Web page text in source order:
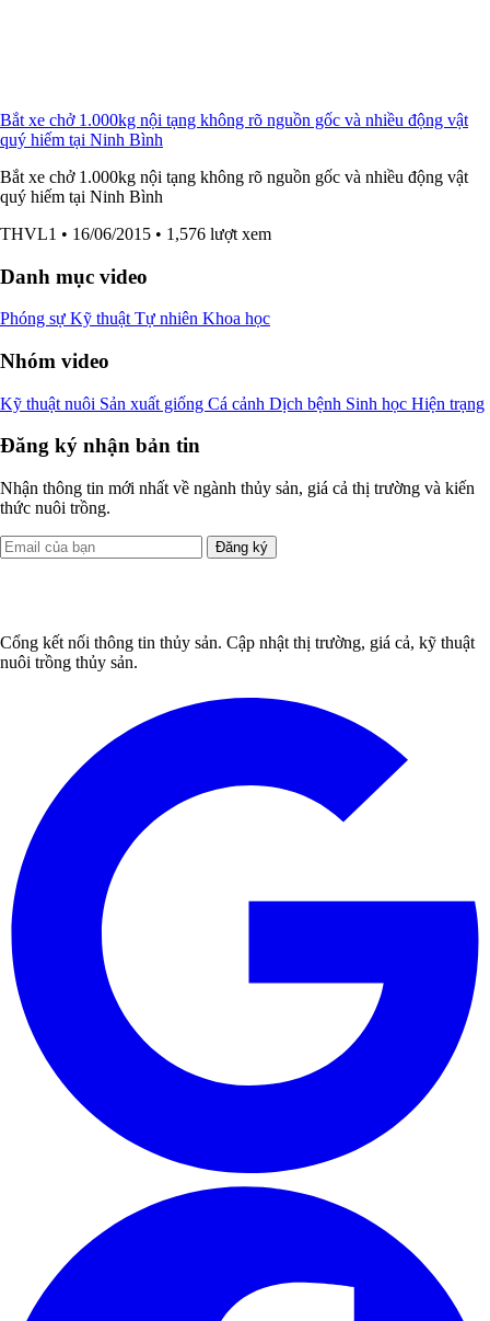
Bắt xe chở 1.000kg nội tạng không rõ nguồn gốc và nhiều động vật
quý hiếm tại Ninh Bình
Bắt xe chở 1.000kg nội tạng không rõ nguồn gốc và nhiều động vật
quý hiếm tại Ninh Bình
THVL1 • 16/06/2015 • 1,576 lượt xem
Danh mục video
Phóng sự Kỹ thuật Tự nhiên Khoa học
Nhóm video
Kỹ thuật nuôi Sản xuất giống Cá cảnh Dịch bệnh Sinh học Hiện trạng
Đăng ký nhận bản tin
Nhận thông tin mới nhất về ngành thủy sản, giá cả thị trường và kiến
thức nuôi trồng.
Đăng ký
Cổng kết nối thông tin thủy sản. Cập nhật thị trường, giá cả, kỹ thuật
nuôi trồng thủy sản.